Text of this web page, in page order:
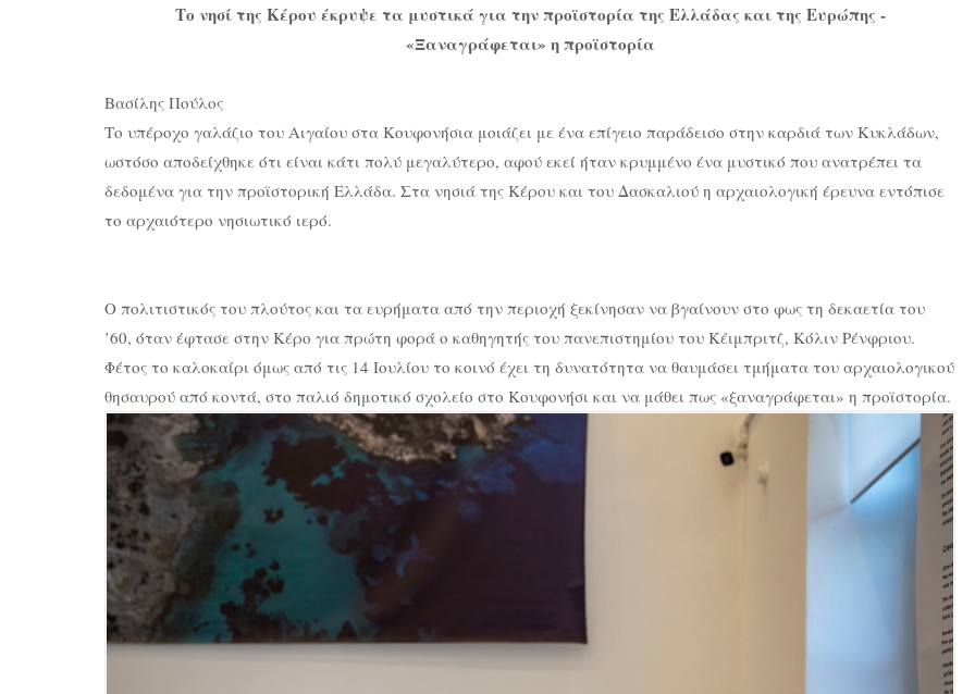
Το νησί της Κέρου έκρυψε τα μυστικά για την προϊστορία της Ελλάδας και της Ευρώπης -
«Ξαναγράφεται» η προϊστορία
Βασίλης Πούλος
Το υπέροχο γαλάζιο του Αιγαίου στα Κουφονήσια μοιάζει με ένα επίγειο παράδεισο στην καρδιά των Κυκλάδων,
ωστόσο αποδείχθηκε ότι είναι κάτι πολύ μεγαλύτερο, αφού εκεί ήταν κρυμμένο ένα μυστικό που ανατρέπει τα
δεδομένα για την προϊστορική Ελλάδα. Στα νησιά της Κέρου και του Δασκαλιού η αρχαιολογική έρευνα εντόπισε
το αρχαιότερο νησιωτικό ιερό.
Ο πολιτιστικός του πλούτος και τα ευρήματα από την περιοχή ξεκίνησαν να βγαίνουν στο φως τη δεκαετία του
’60, όταν έφτασε στην Κέρο για πρώτη φορά ο καθηγητής του πανεπιστημίου του Κέιμπριτζ, Κόλιν Ρένφριου.
Φέτος το καλοκαίρι όμως από τις 14 Ιουλίου το κοινό έχει τη δυνατότητα να θαυμάσει τμήματα του αρχαιολογικού
θησαυρού από κοντά, στο παλιό δημοτικό σχολείο στο Κουφονήσι και να μάθει πως «ξαναγράφεται» η προϊστορία.